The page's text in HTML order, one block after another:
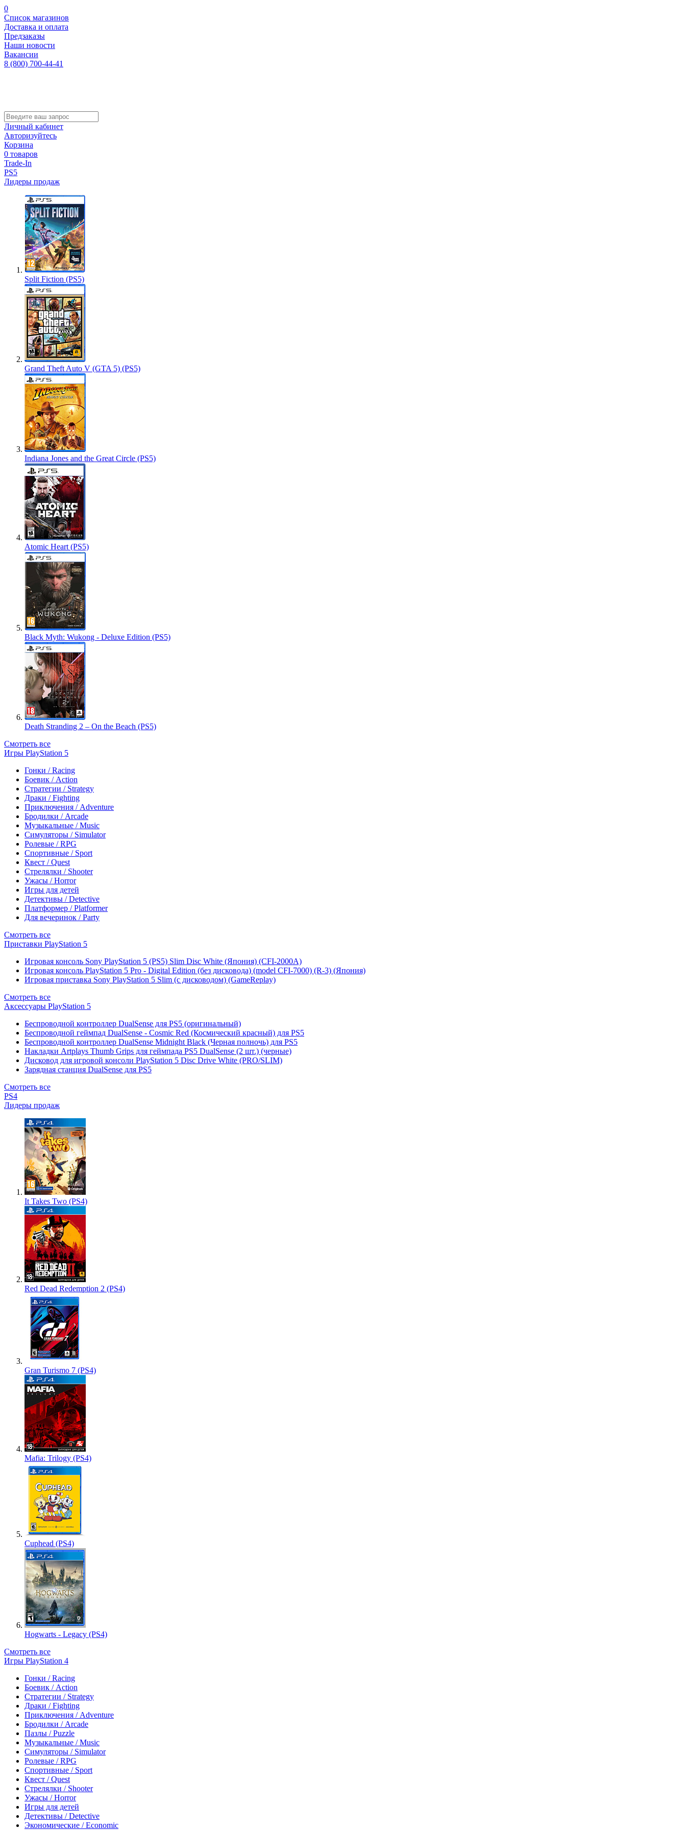
0
Список магазинов
Доставка и оплата
Предзаказы
Наши новости
Вакансии
8 (800) 700-44-41
Личный кабинет
Авторизуйтесь
Корзина
0 товаров
Trade-In
PS5
Лидеры продаж
Split Fiction (PS5)
Grand Theft Auto V (GTA 5) (PS5)
Indiana Jones and the Great Circle (PS5)
Atomic Heart (PS5)
Black Myth: Wukong - Deluxe Edition (PS5)
Death Stranding 2 – On the Beach (PS5)
Смотреть все
Игры PlayStation 5
Гонки / Racing
Боевик / Action
Стратегии / Strategy
Драки / Fighting
Приключения / Adventure
Бродилки / Arcade
Музыкальные / Music
Симуляторы / Simulator
Ролевые / RPG
Спортивные / Sport
Квест / Quest
Стрелялки / Shooter
Ужасы / Horror
Игры для детей
Детективы / Detective
Платформер / Platformer
Для вечеринок / Party
Смотреть все
Приставки PlayStation 5
Игровая консоль Sony PlayStation 5 (PS5) Slim Disc White (Япония) (CFI-2000A)
Игровая консоль PlayStation 5 Pro - Digital Edition (без дисковода) (model CFI-7000) (R-3) (Япония)
Игровая приставка Sony PlayStation 5 Slim (с дисководом) (GameReplay)
Смотреть все
Аксессуары PlayStation 5
Беспроводной контроллер DualSense для PS5 (оригинальный)
Беспроводной геймпад DualSense - Cosmic Red (Космический красный) для PS5
Беспроводной контроллер DualSense Midnight Black (Черная полночь) для PS5
Накладки Artplays Thumb Grips для геймпада PS5 DualSense (2 шт.) (черные)
Дисковод для игровой консоли PlayStation 5 Disc Drive White (PRO/SLIM)
Зарядная станция DualSense для PS5
Смотреть все
PS4
Лидеры продаж
It Takes Two (PS4)
Red Dead Redemption 2 (PS4)
Gran Turismo 7 (PS4)
Mafia: Trilogy (PS4)
Cuphead (PS4)
Hogwarts - Legacy (PS4)
Смотреть все
Игры PlayStation 4
Гонки / Racing
Боевик / Action
Стратегии / Strategy
Драки / Fighting
Приключения / Adventure
Бродилки / Arcade
Пазлы / Puzzle
Музыкальные / Music
Симуляторы / Simulator
Ролевые / RPG
Спортивные / Sport
Квест / Quest
Стрелялки / Shooter
Ужасы / Horror
Игры для детей
Детективы / Detective
Экономические / Economic